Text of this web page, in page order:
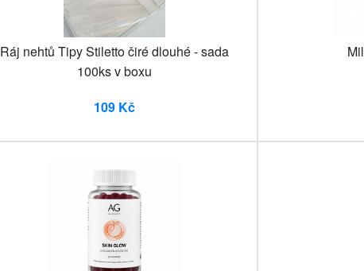
Ráj nehtů Tipy Stiletto čiré dlouhé - sada
100ks v boxu
109 Kč